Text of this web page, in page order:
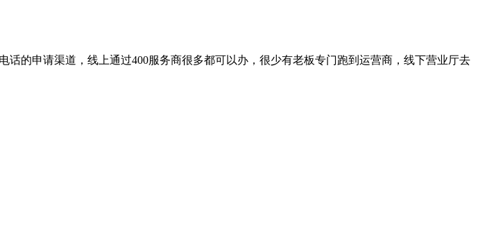
的申请渠道，线上通过400服务商很多都可以办，很少有老板专门跑到运营商，线下营业厅去